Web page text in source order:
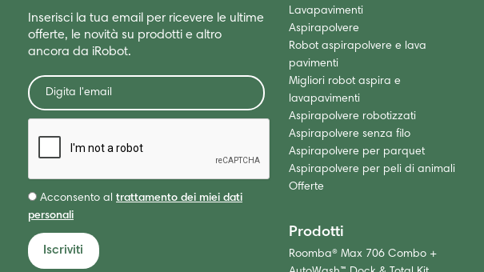
Inserisci la tua email per ricevere le ultime
offerte, le novità su prodotti e altro
ancora da iRobot.
Acconsento al trattamento dei miei dati
personali
Iscriviti
Lavapavimenti
Aspirapolvere
Robot aspirapolvere e lava
pavimenti
Migliori robot aspira e
lavapavimenti
Aspirapolvere robotizzati
Aspirapolvere senza filo
Aspirapolvere per parquet
Aspirapolvere per peli di animali
Offerte
Prodotti
Roomba® Max 706 Combo +